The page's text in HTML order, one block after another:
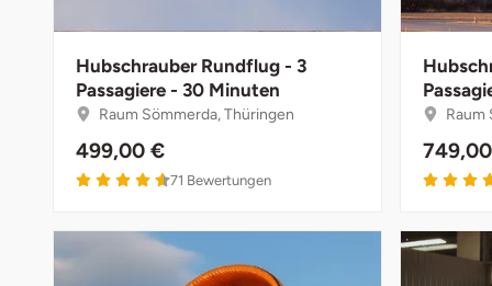
Hubschrauber Rundflug - 3
Passagiere - 30 Minuten
Raum Sömmerda, Thüringen
499,00 €
71 Bewertungen
Raum
Dessau
Dietzenbach
Dingolfing
Dorsten